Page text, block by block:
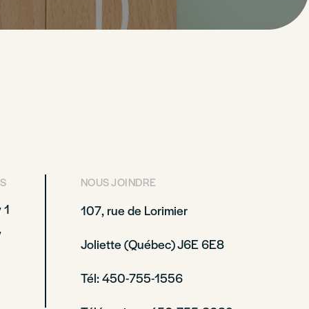
NOUS JOINDRE
107, rue de Lorimier
Joliette (Québec) J6E 6E8
Tél: 450-755-1556